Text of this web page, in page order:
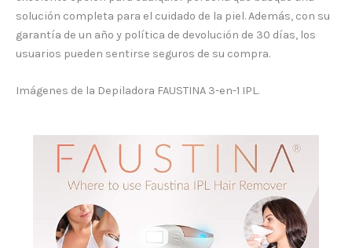
solución completa para el cuidado de la piel. Además, con su
garantía de un año y política de devolución de 30 días, los
usuarios pueden sentirse seguros de su compra.
Imágenes de la Depiladora FAUSTINA 3-en-1 IPL.